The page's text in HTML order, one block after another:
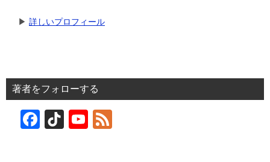
▶︎ 詳しいプロフィール
著者をフォローする
F
Ti
Y